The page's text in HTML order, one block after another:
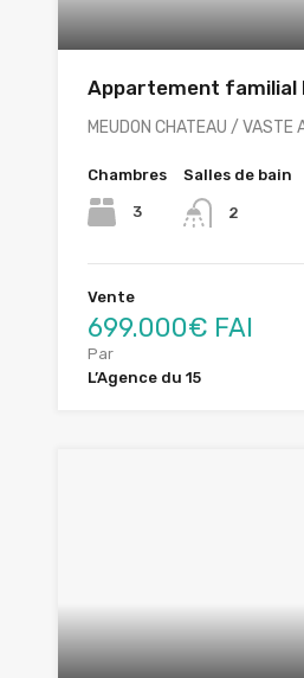
Appartement familial
MEUDON CHATEAU / VASTE
Chambres
3
Salles de bain
2
Vente
699.000€ FAI
Par
L’Agence du 15